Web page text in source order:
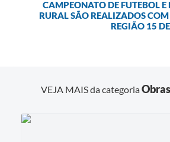
CAMPEONATO DE FUTEBOL
RURAL SÃO REALIZADOS COM
REGIÃO 15
VEJA MAIS da categoria